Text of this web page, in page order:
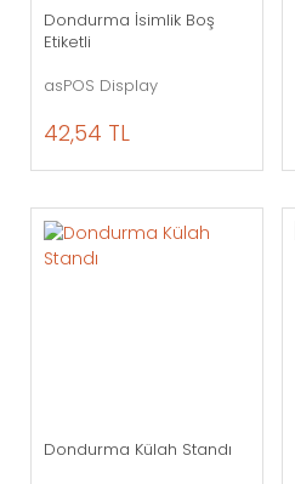
Dondurma İsimlik Boş
Etiketli
asPOS Display
42,54 TL
Dondurma Külah Standı